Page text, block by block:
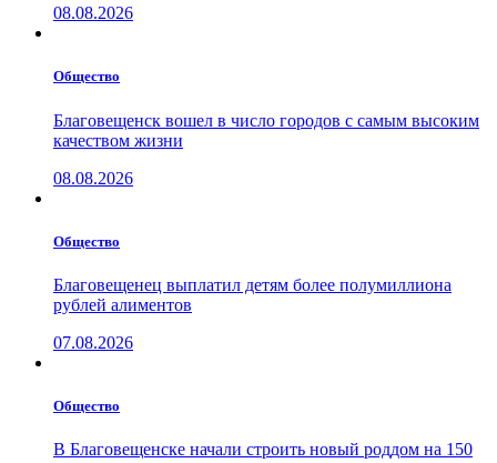
08.08.2026
Общество
Благовещенск вошел в число городов с самым высоким
качеством жизни
08.08.2026
Общество
Благовещенец выплатил детям более полумиллиона
рублей алиментов
07.08.2026
Общество
В Благовещенске начали строить новый роддом на 150